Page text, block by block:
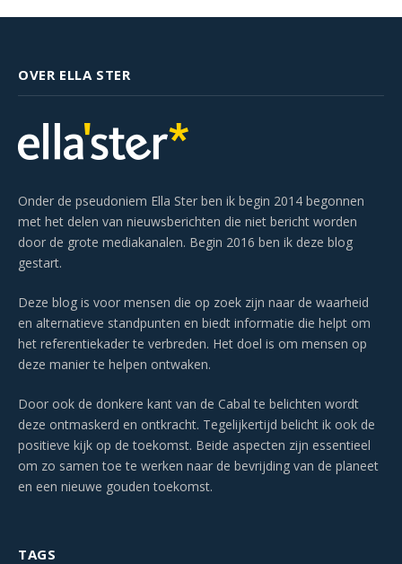
OVER ELLA STER
Onder de pseudoniem Ella Ster ben ik begin 2014 begonnen
met het delen van nieuwsberichten die niet bericht worden
door de grote mediakanalen. Begin 2016 ben ik deze blog
gestart.
Deze blog is voor mensen die op zoek zijn naar de waarheid
en alternatieve standpunten en biedt informatie die helpt om
het referentiekader te verbreden. Het doel is om mensen op
deze manier te helpen ontwaken.
Door ook de donkere kant van de Cabal te belichten wordt
deze ontmaskerd en ontkracht. Tegelijkertijd belicht ik ook de
positieve kijk op de toekomst. Beide aspecten zijn essentieel
om zo samen toe te werken naar de bevrijding van de planeet
en een nieuwe gouden toekomst.
TAGS